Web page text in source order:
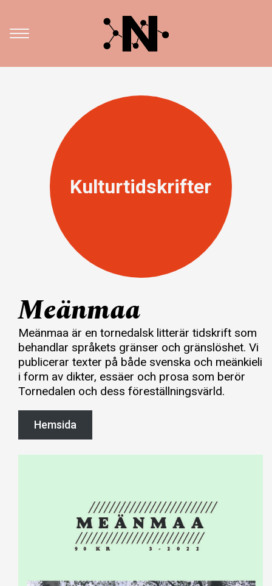
Kulturtidskrifter
Meänmaa
Meänmaa är en tornedalsk litterär tidskrift som
behandlar språkets gränser och gränslöshet. Vi
publicerar texter på både svenska och meänkieli
i form av dikter, essäer och prosa som berör
Tornedalen och dess föreställningsvärld.
Hemsida